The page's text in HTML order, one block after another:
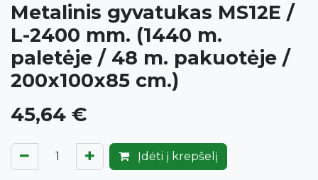
Metalinis gyvatukas MS12E /
L-2400 mm. (1440 m.
paletėje / 48 m. pakuotėje /
200x100x85 cm.)
45,64 €
Įdėti į krepšelį